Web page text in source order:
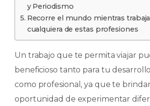
y Periodismo
Recorre el mundo mientras
cualquiera de estas profesiones
Un trabajo que te permita viajar
beneficioso tanto para tu
como profesional, ya que te
oportunidad de experimentar